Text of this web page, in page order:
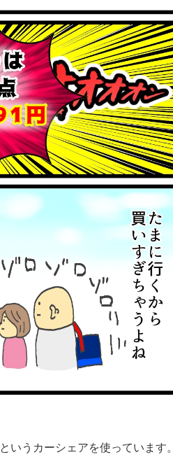
というカーシェアを使っています。